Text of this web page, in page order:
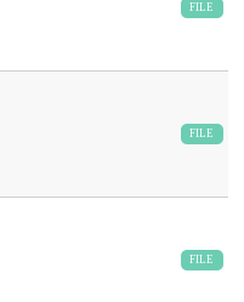
FILE
FILE
FILE